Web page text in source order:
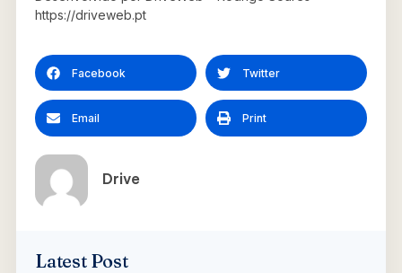
https://driveweb.pt
Facebook Twitter
Email Print
Drive
Latest Post